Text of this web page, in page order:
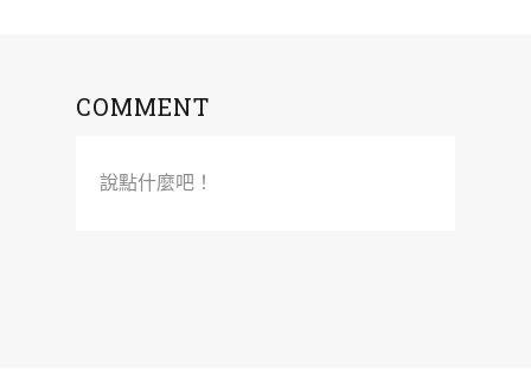
COMMENT
說點什麼吧！